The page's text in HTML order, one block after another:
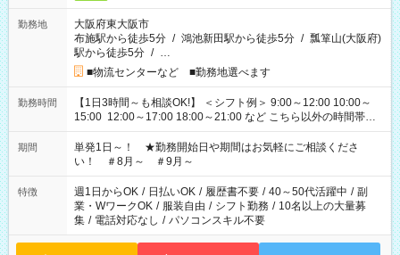
勤務地
大阪府東大阪市
布施駅から徒歩5分 / 鴻池新田駅から徒歩5分 / 瓢箪山(大阪府)
駅から徒歩5分 / …
■物流センターなど ■勤務地選べます
勤務時間
【1日3時間～も相談OK!】 ＜シフト例＞ 9:00～12:00 10:00～
15:00 12:00～17:00 18:00～21:00 など こちら以外の時間帯も
お気軽にご相談ください！
期間
単発1日～！ ★勤務開始日や期間はお気軽にご相談くださ
い！ ＃8月～ ＃9月～
特徴 週1日からOK / 日払いOK / 履歴書不要 / 40～50代活躍中 / 副
業・WワークOK / 服装自由 / シフト勤務 / 10名以上の大量募
集 / 電話対応なし / パソコンスキル不要